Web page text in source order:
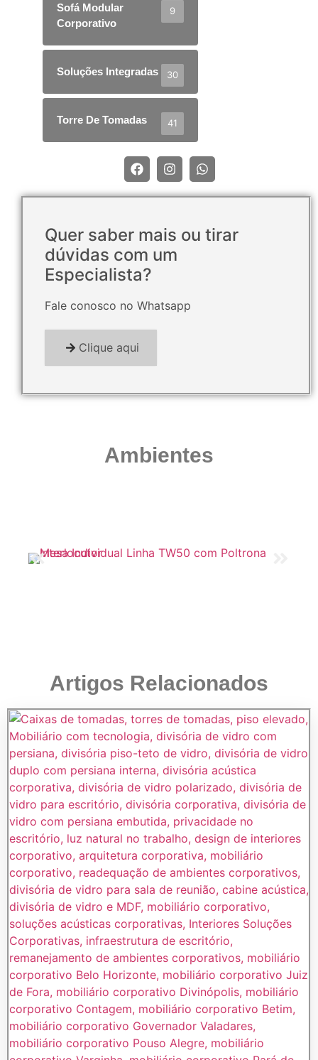
Sofá Modular
Corporativo
9
Soluções Integradas 30
Torre De Tomadas 41
Quer saber mais ou tirar
dúvidas com um
Especialista?
Fale conosco no Whatsapp
Clique aqui
Ambientes
Artigos Relacionados